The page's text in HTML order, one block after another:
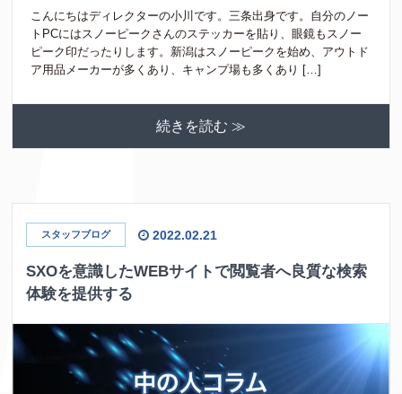
こんにちはディレクターの小川です。三条出身です。自分のノー
トPCにはスノーピークさんのステッカーを貼り、眼鏡もスノー
ピーク印だったりします。新潟はスノーピークを始め、アウトド
ア用品メーカーが多くあり、キャンプ場も多くあり […]
続きを読む ≫
スタッフブログ 2022.02.21
SXOを意識したWEBサイトで閲覧者へ良質な検索
体験を提供する